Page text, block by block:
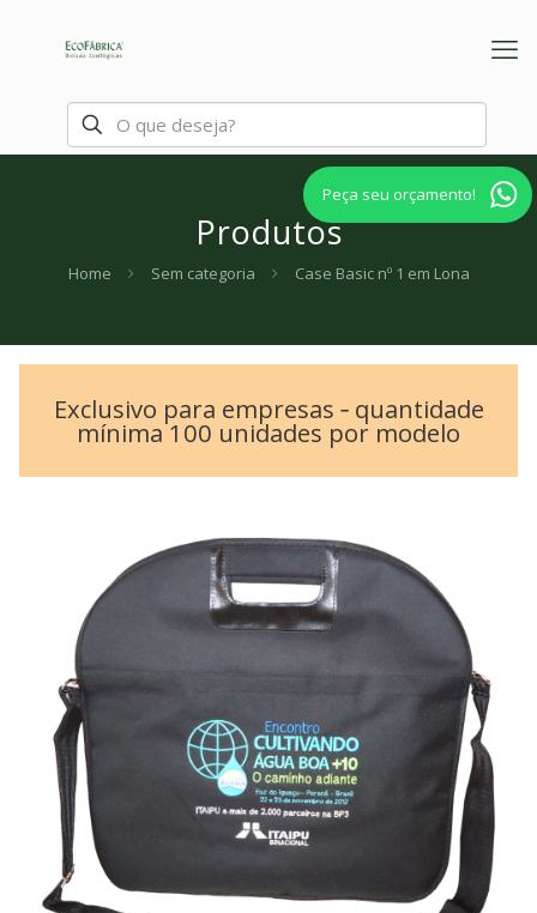
Produtos
Peça seu orçamento!
Home Sem categoria Case Basic nº 1 em Lona
Exclusivo para empresas ‐ quantidade
mínima 100 unidades por modelo